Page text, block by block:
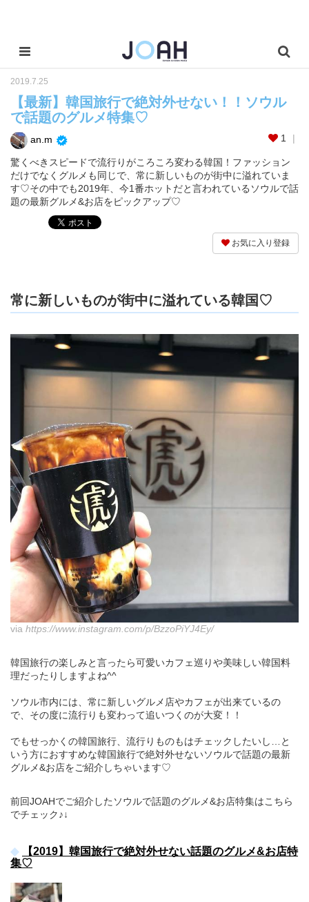
2019.7.25
【最新】韓国旅行で絶対外せない！！ソウル
で話題のグルメ特集♡
an.m 1
驚くべきスピードで流行りがころころ変わる韓国！ファッション
だけでなくグルメも同じで、常に新しいものが街中に溢れていま
す♡その中でも2019年、今1番ホットだと言われているソウルで話
題の最新グルメ&お店をピックアップ♡
お気に入り登録
常に新しいものが街中に溢れている韓国♡
via https://www.instagram.com/p/BzzoPiYJ4Ey/
韓国旅行の楽しみと言ったら可愛いカフェ巡りや美味しい韓国料
理だったりしますよね^^
ソウル市内には、常に新しいグルメ店やカフェが出来ているの
で、その度に流行りも変わって追いつくのが大変！！
でもせっかくの韓国旅行、流行りものもはチェックしたいし…と
いう方におすすめな韓国旅行で絶対外せないソウルで話題の最新
グルメ&お店をご紹介しちゃいます♡
前回JOAHでご紹介したソウルで話題のグルメ&お店特集はこちら
でチェック♪↓
【2019】韓国旅行で絶対外せない話題のグルメ&お店特
集♡